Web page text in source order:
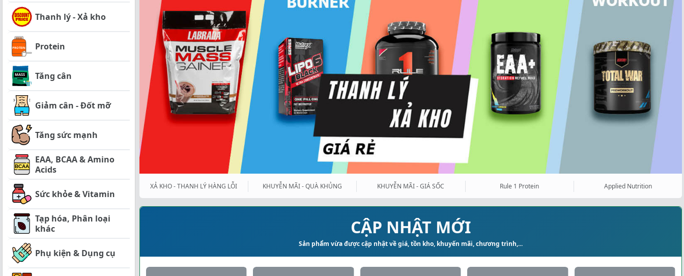
Thanh lý - Xả kho
Protein
Tăng cân
Giảm cân - Đốt mỡ
Tăng sức mạnh
EAA, BCAA & Amino
Acids
Sức khỏe & Vitamin
Tạp hóa, Phân loại
khác
Phụ kiện & Dụng cụ
XẢ KHO - THANH LÝ HÀNG LỖI KHUYỄN MÃI - QUÀ KHỦNG KHUYỄN MÃI - GIÁ SỐC Rule 1 Protein Applied Nutrition
CẬP NHẬT MỚI
Sản phẩm vừa được cập nhật về giá, tồn kho, khuyến mãi, chương trình,...